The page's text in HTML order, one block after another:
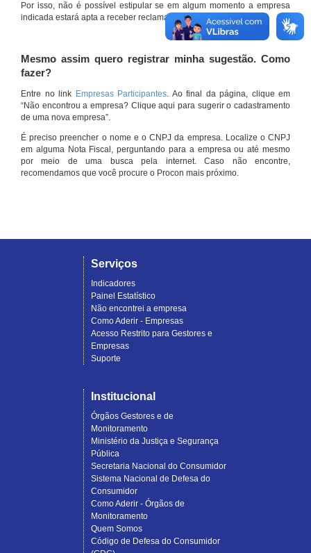
Por isso, não é possível estipular se em algum momento a empresa
indicada estará apta a receber reclamações por meio do site.
Mesmo assim quero registrar minha sugestão. Como
fazer?
Entre no link Empresas Participantes. Ao final da página, clique em
“Não encontrou a empresa? Clique aqui para sugerir o cadastramento
de uma nova empresa”.
É preciso preencher o nome e o CNPJ da empresa. Localize o CNPJ
em alguma Nota Fiscal, perguntando para a empresa ou até mesmo
por meio de uma busca pela internet. Caso não encontre,
recomendamos que você procure o Procon mais próximo.
Serviços
Indicadores
Painel Estatístico
Não encontrei a empresa
Como Aderir - Empresas
Acesso Restrito para Gestores e
Empresas
Suporte
Institucional
Órgãos Gestores e de
Monitoramento
Ministério da Justiça e Segurança
Pública
Secretaria Nacional do Consumidor
Sistema Nacional de Defesa do
Consumidor
Como Aderir - Órgãos de
Monitoramento
Quem Somos
Código de Defesa do Consumidor